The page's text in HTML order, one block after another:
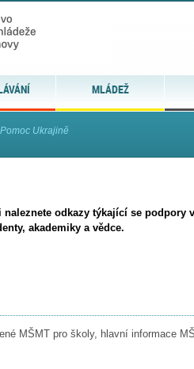
MLÁDEŽ
Pomoc Ukrajině
naleznete odkazy týkající se podpory
akademiky a vědce.
MŠMT pro školy, hlavní informace